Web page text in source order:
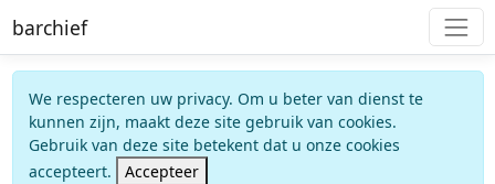
barchief
We respecteren uw privacy. Om u beter van dienst te
kunnen zijn, maakt deze site gebruik van cookies.
Gebruik van deze site betekent dat u onze cookies
accepteert.
Accepteer